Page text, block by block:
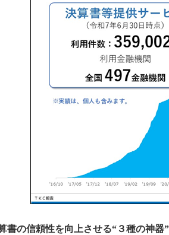
書の信頼性を向上させる“３種の神器